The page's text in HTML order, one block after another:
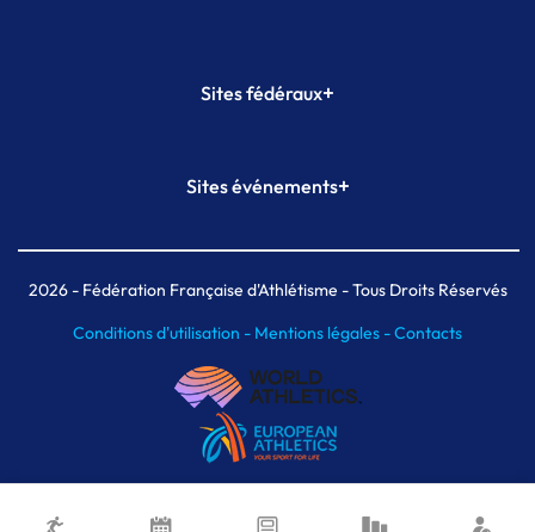
Sites fédéraux+
Plateforme Formation
Sites événements+
Meeting de Paris indoor
MAIF Ekiden de Paris
2026- Fédération Française d'Athlétisme - Tous Droits Réservés
Conditions d'utilisation - Mentions légales -Contacts